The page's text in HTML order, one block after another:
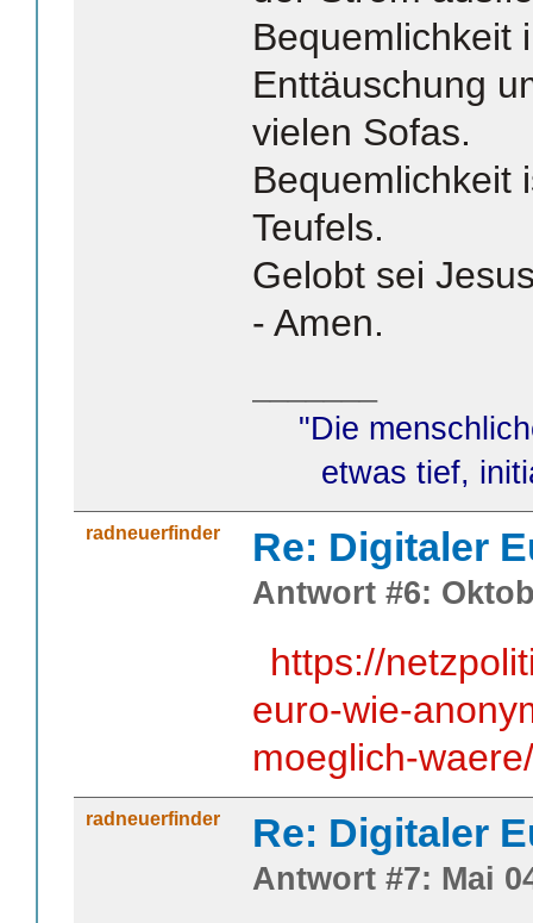
Bequemlichkeit
Enttäuschung
vielen Sofas.
Bequemlichkeit
Teufels.
Gelobt sei
- Amen.
"Die
etwas tief,
radneuerfinder Re: Digitaler
Antwort #6:
https://
euro-wie-
moeglich-waere/
radneuerfinder Re: Digitaler
Antwort #7: Mai